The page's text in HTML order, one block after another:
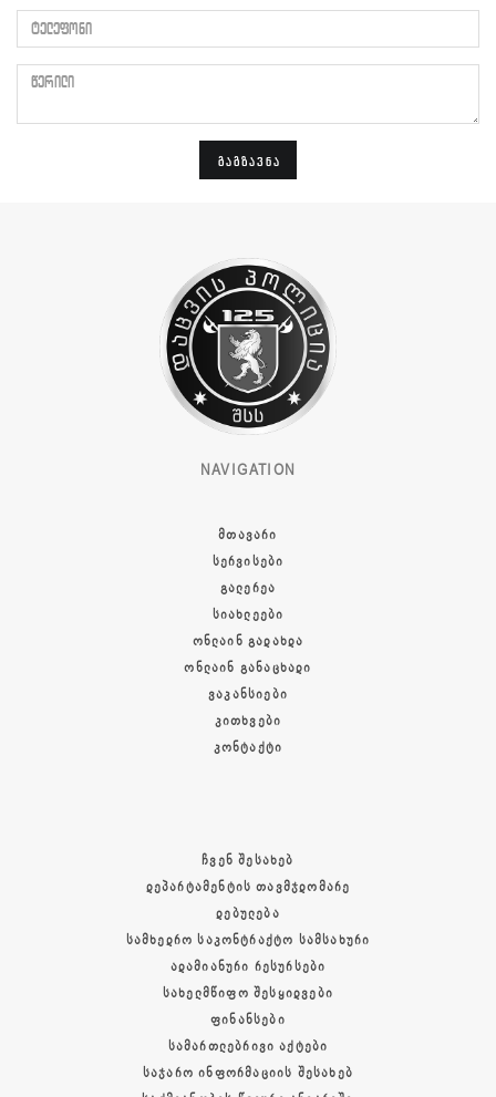
ᲒᲐᲒᲖᲐᲕᲜᲐ
NAVIGATION
ᲛᲗᲐᲕᲐᲠᲘ
ᲡᲔᲠᲕᲘᲡᲔᲑᲘ
ᲒᲐᲚᲔᲠᲔᲐ
ᲡᲘᲐᲮᲚᲔᲔᲑᲘ
ᲝᲜᲚᲐᲘᲜ ᲒᲐᲓᲐᲮᲓᲐ
ᲝᲜᲚᲐᲘᲜ ᲒᲐᲜᲐᲪᲮᲐᲓᲘ
ᲕᲐᲙᲐᲜᲡᲘᲔᲑᲘ
ᲙᲘᲗᲮᲕᲔᲑᲘ
ᲙᲝᲜᲢᲐᲥᲢᲘ
ᲩᲕᲔᲜ ᲨᲔᲡᲐᲮᲔᲑ
ᲓᲔᲞᲐᲠᲢᲐᲛᲔᲜᲢᲘᲡ ᲗᲐᲕᲛᲯᲓᲝᲛᲐᲠᲔ
ᲓᲔᲑᲣᲚᲔᲑᲐ
ᲡᲐᲛᲮᲔᲓᲠᲝ ᲡᲐᲙᲝᲜᲢᲠᲐᲥᲢᲝ ᲡᲐᲛᲡᲐᲮᲣᲠᲘ
ᲐᲓᲐᲛᲘᲐᲜᲣᲠᲘ ᲠᲔᲡᲣᲠᲡᲔᲑᲘ
ᲡᲐᲮᲔᲚᲛᲬᲘᲤᲝ ᲨᲔᲡᲧᲘᲓᲕᲔᲑᲘ
ᲤᲘᲜᲐᲜᲡᲔᲑᲘ
ᲡᲐᲛᲐᲠᲗᲚᲔᲑᲠᲘᲕᲘ ᲐᲥᲢᲔᲑᲘ
ᲡᲐᲯᲐᲠᲝ ᲘᲜᲤᲝᲠᲛᲐᲪᲘᲘᲡ ᲨᲔᲡᲐᲮᲔᲑ